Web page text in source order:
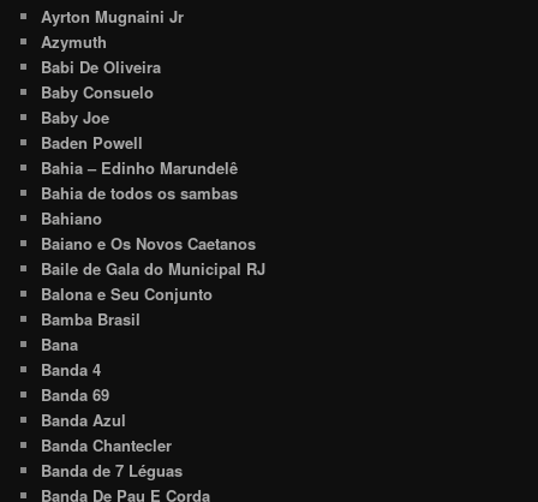
Ayrton Mugnaini Jr
Azymuth
Babi De Oliveira
Baby Consuelo
Baby Joe
Baden Powell
Bahia – Edinho Marundelê
Bahia de todos os sambas
Bahiano
Baiano e Os Novos Caetanos
Baile de Gala do Municipal RJ
Balona e Seu Conjunto
Bamba Brasil
Bana
Banda 4
Banda 69
Banda Azul
Banda Chantecler
Banda de 7 Léguas
Banda De Pau E Corda